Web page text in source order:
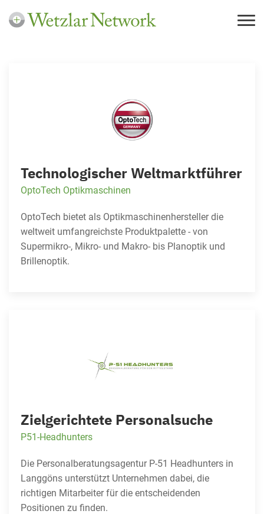
Technologischer Weltmarktführer
OptoTech Optikmaschinen
OptoTech bietet als Optikmaschinenhersteller die
weltweit umfangreichste Produktpalette - von
Supermikro-, Mikro- und Makro- bis Planoptik und
Brillenoptik.
Zielgerichtete Personalsuche
P51-Headhunters
Die Personalberatungsagentur P-51 Headhunters in
Langgöns unterstützt Unternehmen dabei, die
richtigen Mitarbeiter für die entscheidenden
Positionen zu finden.